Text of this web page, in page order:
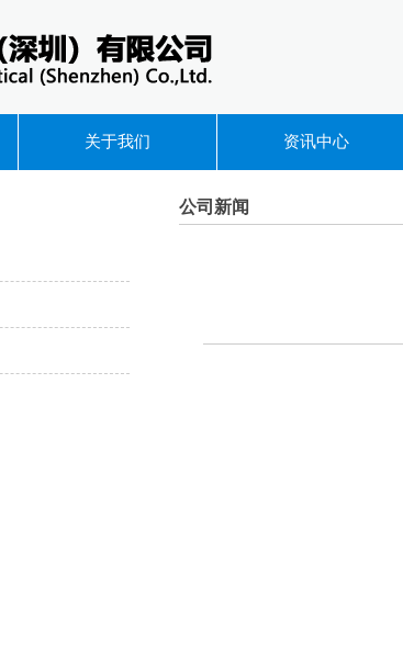
关于我们 资讯中心
公司新闻